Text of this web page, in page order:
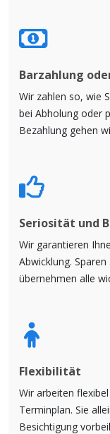
Barzahlung
Wir zahlen so, wie
bei Abholung oder
Bezahlung gehen
Seriosität und
Wir garantieren
Abwicklung.
übernehmen alle
Flexibilität
Wir arbeiten
Terminplan. Sie
Besichtigung